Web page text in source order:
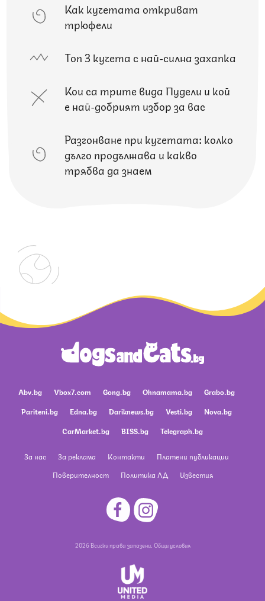
Как кучетата откриват
трюфели
Топ 3 кучета с най-силна захапка
Кои са трите вида Пудели и кой
е най-добрият избор за вас
Разгонване при кучетата: колко
дълго продължава и какво
трябва да знаем
Abv.bg Vbox7.com Gong.bg Ohnamama.bg
Grabo.bg
Pariteni.bg
Edna.bg Dariknews.bg Vesti.bg
Nova.bg
CarMarket.bg
BISS.bg Telegraph.bg
За нас За реклама Контакти
Платени публикации
Поверителност
Политика ЛД Известия
2026 Всички права запазени. Общи условия